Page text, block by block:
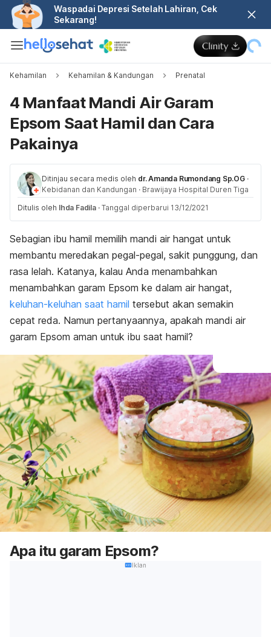
Waspadai Depresi Setelah Lahiran, Cek
Sekarang!
Kehamilan Kehamilan & Kandungan Prenatal
4 Manfaat Mandi Air Garam
Epsom Saat Hamil dan Cara
Pakainya
Ditinjau secara medis oleh dr. Amanda Rumondang Sp.OG ·
Kebidanan dan Kandungan · Brawijaya Hospital Duren Tiga
Ditulis oleh Ihda Fadila · Tanggal diperbarui 13/12/2021
Sebagian ibu hamil memilih mandi air hangat untuk
membantu meredakan pegal-pegal, sakit punggung, dan
rasa lelah. Katanya, kalau Anda menambahkan
menambahkan garam Epsom ke dalam air hangat,
keluhan-keluhan saat hamil tersebut akan semakin
cepat reda. Namun pertanyaannya, apakah mandi air
garam Epsom aman untuk ibu saat hamil?
Apa itu garam Epsom?
Iklan